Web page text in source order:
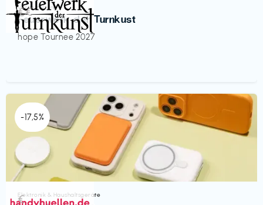
Veranstaltung
Feuerwerk der Turnkust
hope Tournee 2027
€€‎
-17,5%
Elektronik & Haushaltsgeräte
€‎